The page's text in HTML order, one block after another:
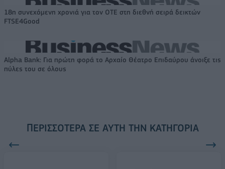
18η συνεχόμενη χρονιά για τον ΟΤΕ στη διεθνή σειρά δεικτών
FTSE4Good
Alpha Bank: Για πρώτη φορά το Αρχαίο Θέατρο Επιδαύρου άνοιξε τις
πύλες του σε όλους
ΠΕΡΙΣΣΌΤΕΡΑ ΣΕ ΑΥΤΉ ΤΗΝ ΚΑΤΗΓΟΡΊΑ